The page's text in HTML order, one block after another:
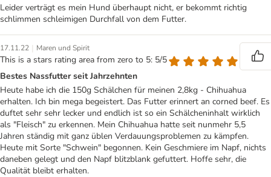
Leider verträgt es mein Hund überhaupt nicht, er bekommt richtig
schlimmen schleimigen Durchfall von dem Futter.
17.11.22 | Maren und Spirit
This is a stars rating area from zero to 5: 5/5
Bestes Nassfutter seit Jahrzehnten
Heute habe ich die 150g Schälchen für meinen 2,8kg - Chihuahua
erhalten. Ich bin mega begeistert. Das Futter erinnert an corned beef. Es
duftet sehr sehr lecker und endlich ist so ein Schälcheninhalt wirklich
als "Fleisch" zu erkennen. Mein Chihuahua hatte seit nunmehr 5,5
Jahren ständig mit ganz üblen Verdauungsproblemen zu kämpfen.
Heute mit Sorte "Schwein" begonnen. Kein Geschmiere im Napf, nichts
daneben gelegt und den Napf blitzblank gefuttert. Hoffe sehr, die
Qualität bleibt erhalten.